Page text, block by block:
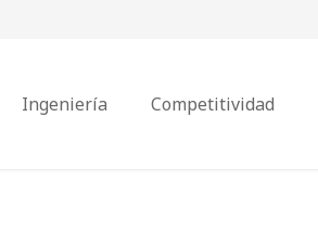
Ingeniería Competitividad